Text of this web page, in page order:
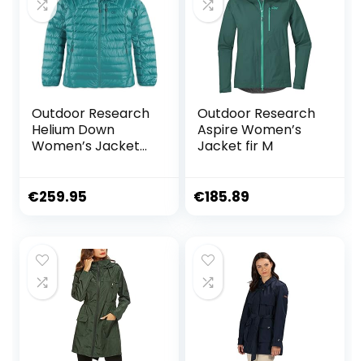
Outdoor Research
Helium Down
Women’s Jacket
€259.95
Outdoor Research
Aspire Women’s
Jacket fir M
€185.89